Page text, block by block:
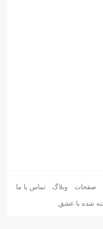
صفحات وبلاگ تماس با ما